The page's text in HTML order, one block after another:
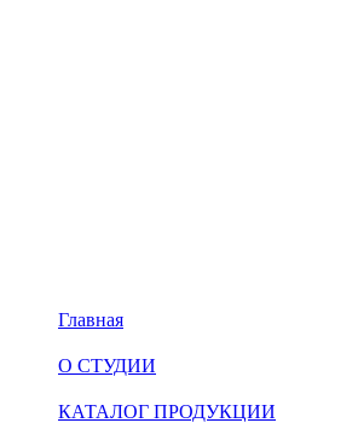
Главная
О СТУДИИ
КАТАЛОГ ПРОДУКЦИИ